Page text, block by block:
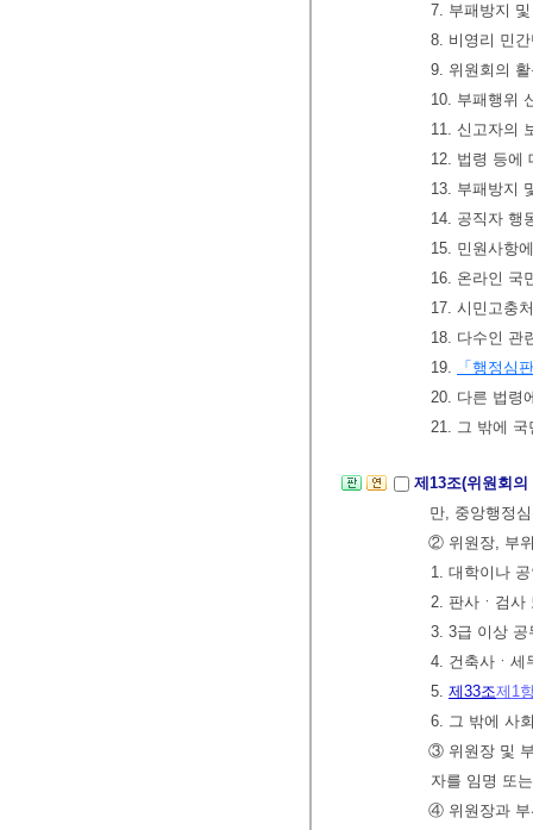
7. 부패방지
8. 비영리 민
9. 위원회의
10. 부패행위
11. 신고자의
12. 법령 등에
13. 부패방지
14. 공직자 행
15. 민원사항
16. 온라인 국
17. 시민고충
18. 다수인 관
19.
「행정심
20. 다른 법령
21. 그 밖에 국
제13조(위원회
만, 중앙행정
② 위원장, 부
1. 대학이나
2. 판사ㆍ검사
3. 3급 이상 공
4. 건축사ㆍ세
5. 제33조제1
6. 그 밖에 사
③ 위원장 및
자를 임명 또
④ 위원장과 부